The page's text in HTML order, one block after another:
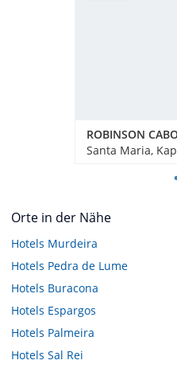
Santa Maria,
Orte in der Nähe
Hotels Murdeira
Hotels Pedra de Lume
Hotels Buracona
Hotels Espargos
Hotels Palmeira
Hotels Sal Rei